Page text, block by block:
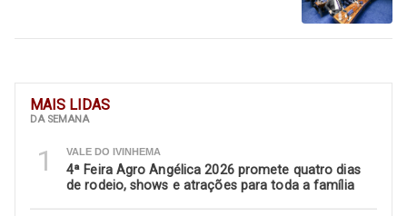
MAIS LIDAS
DA SEMANA
1 VALE DO IVINHEMA
4ª Feira Agro Angélica 2026 promete quatro dias
de rodeio, shows e atrações para toda a família